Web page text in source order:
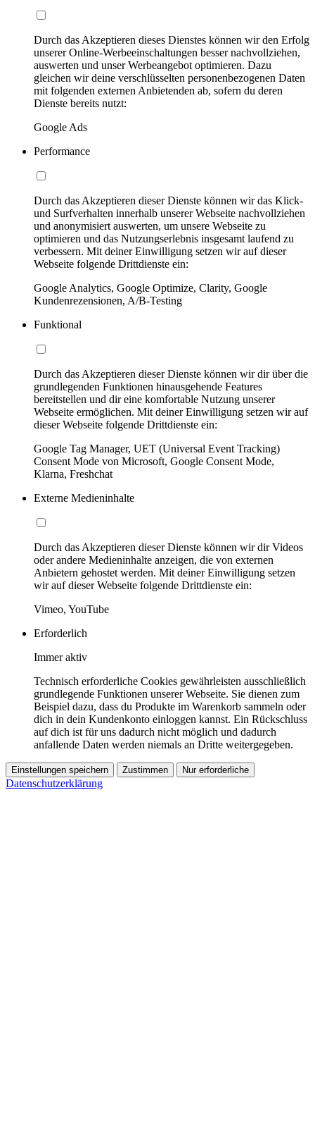
Durch das Akzeptieren dieses Dienstes können wir den Erfolg
unserer Online-Werbeeinschaltungen besser nachvollziehen,
auswerten und unser Werbeangebot optimieren. Dazu
gleichen wir deine verschlüsselten personenbezogenen Daten
mit folgenden externen Anbietenden ab, sofern du deren
Dienste bereits nutzt:
Google Ads
Performance
Durch das Akzeptieren dieser Dienste können wir das Klick-
und Surfverhalten innerhalb unserer Webseite nachvollziehen
und anonymisiert auswerten, um unsere Webseite zu
optimieren und das Nutzungserlebnis insgesamt laufend zu
verbessern. Mit deiner Einwilligung setzen wir auf dieser
Webseite folgende Drittdienste ein:
Google Analytics, Google Optimize, Clarity, Google
Kundenrezensionen, A/B-Testing
Funktional
Durch das Akzeptieren dieser Dienste können wir dir über die
grundlegenden Funktionen hinausgehende Features
bereitstellen und dir eine komfortable Nutzung unserer
Webseite ermöglichen. Mit deiner Einwilligung setzen wir auf
dieser Webseite folgende Drittdienste ein:
Google Tag Manager, UET (Universal Event Tracking)
Consent Mode von Microsoft, Google Consent Mode,
Klarna, Freshchat
Externe Medieninhalte
Durch das Akzeptieren dieser Dienste können wir dir Videos
oder andere Medieninhalte anzeigen, die von externen
Anbietern gehostet werden. Mit deiner Einwilligung setzen
wir auf dieser Webseite folgende Drittdienste ein:
Vimeo, YouTube
Erforderlich
Immer aktiv
Technisch erforderliche Cookies gewährleisten ausschließlich
grundlegende Funktionen unserer Webseite. Sie dienen zum
Beispiel dazu, dass du Produkte im Warenkorb sammeln oder
dich in dein Kundenkonto einloggen kannst. Ein Rückschluss
auf dich ist für uns dadurch nicht möglich und dadurch
anfallende Daten werden niemals an Dritte weitergegeben.
Einstellungen speichern Zustimmen Nur erforderliche
Datenschutzerklärung